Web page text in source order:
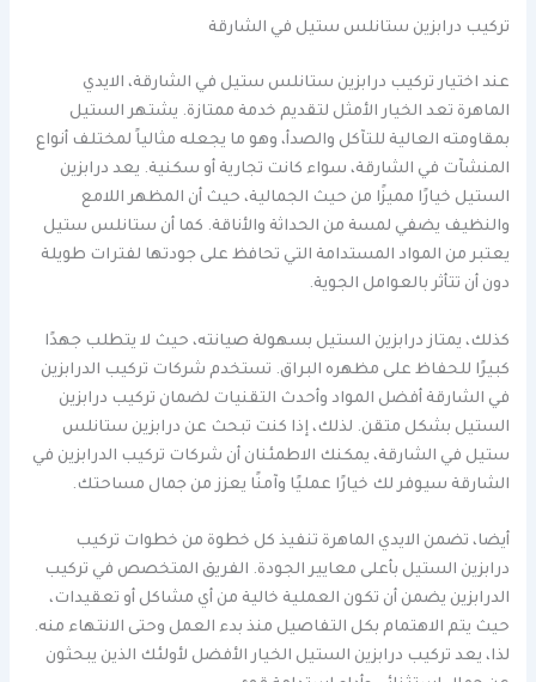
تركيب درابزين ستانلس ستيل في الشارقة
عند اختيار تركيب درابزين ستانلس ستيل في الشارقة، الايدي
الماهرة تعد الخيار الأمثل لتقديم خدمة ممتازة. يشتهر الستيل
بمقاومته العالية للتآكل والصدأ، وهو ما يجعله مثالياً لمختلف أنواع
المنشآت في الشارقة، سواء كانت تجارية أو سكنية. يعد درابزين
الستيل خيارًا مميزًا من حيث الجمالية، حيث أن المظهر اللامع
والنظيف يضفي لمسة من الحداثة والأناقة. كما أن ستانلس ستيل
يعتبر من المواد المستدامة التي تحافظ على جودتها لفترات طويلة
دون أن تتأثر بالعوامل الجوية.
كذلك، يمتاز درابزين الستيل بسهولة صيانته، حيث لا يتطلب جهدًا
كبيرًا للحفاظ على مظهره البراق. تستخدم شركات تركيب الدرابزين
في الشارقة أفضل المواد وأحدث التقنيات لضمان تركيب درابزين
الستيل بشكل متقن. لذلك، إذا كنت تبحث عن درابزين ستانلس
ستيل في الشارقة، يمكنك الاطمئنان أن شركات تركيب الدرابزين في
الشارقة سيوفر لك خيارًا عمليًا وآمنًا يعزز من جمال مساحتك.
أيضا، تضمن الايدي الماهرة تنفيذ كل خطوة من خطوات تركيب
درابزين الستيل بأعلى معايير الجودة. الفريق المتخصص في تركيب
الدرابزين يضمن أن تكون العملية خالية من أي مشاكل أو تعقيدات،
حيث يتم الاهتمام بكل التفاصيل منذ بدء العمل وحتى الانتهاء منه.
لذا، يعد تركيب درابزين الستيل الخيار الأفضل لأولئك الذين يبحثون